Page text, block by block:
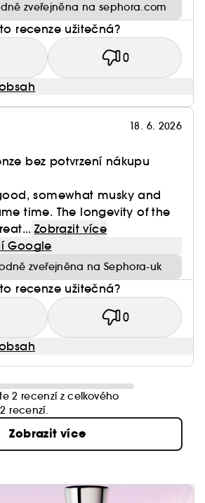
zveřejněna na sephora.com
recenze užitečná?
0
18. 6. 2026
bez potvrzení nákupu
somewhat musky and
time. The longevity of the
Zobrazit více
Google
zveřejněna na Sephora-uk
recenze užitečná?
0
2 recenzí z celkového
recenzí.
Zobrazit více